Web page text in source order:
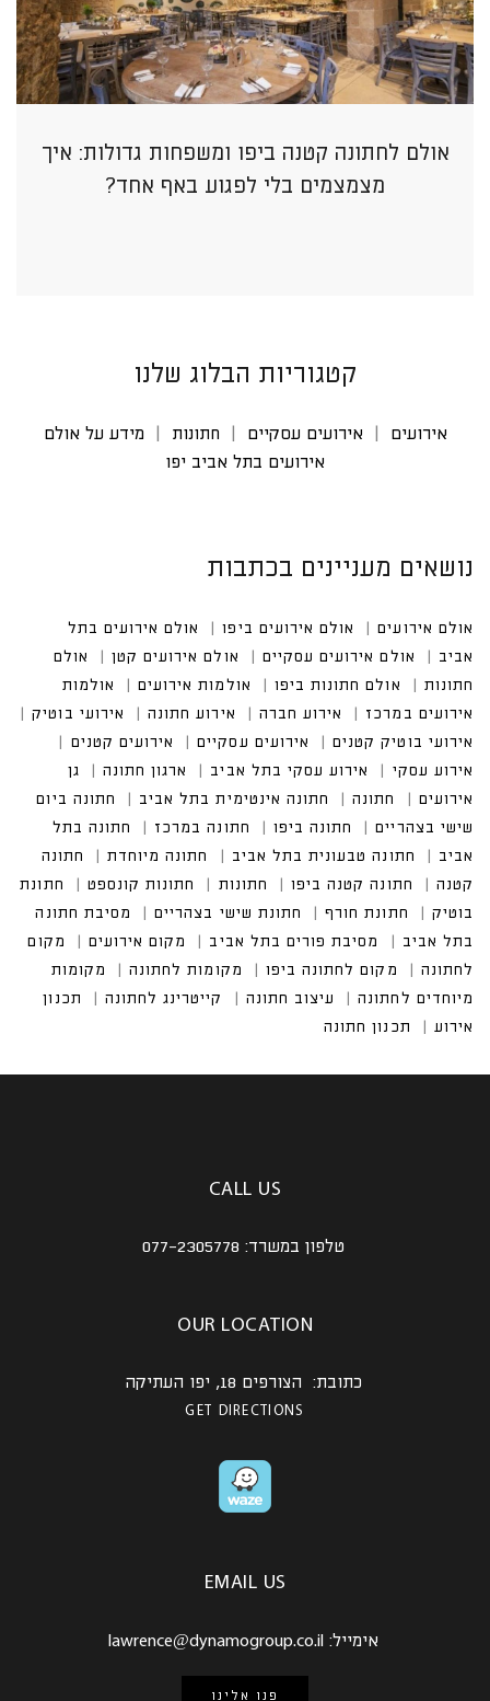
אולם לחתונה קטנה ביפו ומשפחות גדולות: איך
מצמצמים בלי לפגוע באף אחד?
קטגוריות הבלוג שלנו
אירועים אירועים עסקיים חתונות
מידע על אולם
אירועים בתל אביב יפו
נושאים מעניינים בכתבות
אולם אירועים אולם אירועים ביפו
אולם אירועים בתל א
ביב
אולם אירועים עסקיים אולם אירועים קטן
אולם חתונ
ות
אולם חתונות ביפו אולמות אירועים
אולמות אירועים
במרכז
אירוע חברה אירוע חתונה
אירועי בוטיק
אירועי בוטיק קטנים
אירועים עסקיים
אירוע עסקי בתל אביב
חתונה אינטימית בתל אביב
חתונה ביום שישי בצהריים
CALL US
טלפון במשרד: 077-2305778
OUR LOCATION
כתובת: הצורפים 18, יפו העתיקה
GET DIRECTIONS
EMAIL US
אימייל: lawrence@dynamogroup.co.il
פנו אלינו